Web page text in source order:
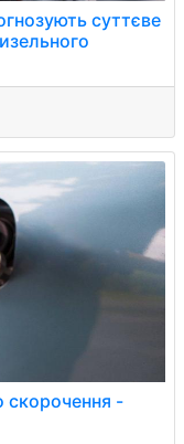
суттєве
скорочення -